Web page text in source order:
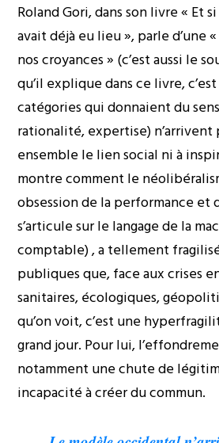
Roland Gori, dans son livre« Et
avait déjà eu lieu », parle d’une
nos croyances » (c’est aussi le
qu’il explique dans ce livre,
catégories qui donnaient du
rationalité, expertise) n’arrivent
ensemble le lien social ni à
montre comment le
obsession de la performance et
s’articule sur le langage de la
comptable) , a tellement
publiques que, face aux crises
sanitaires, écologiques,
qu’on voit, c’est une
grand jour. Pour lui,
notamment une chute de
incapacité à créer du commun.